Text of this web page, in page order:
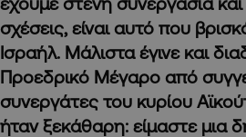
σχέσεις, είναι αυτό που
Ισραήλ. Μάλιστα έγινε και
Προεδρικό Μέγαρο από
συνεργάτες του κυρίου
ήταν ξεκάθαρη: είμαστε μια